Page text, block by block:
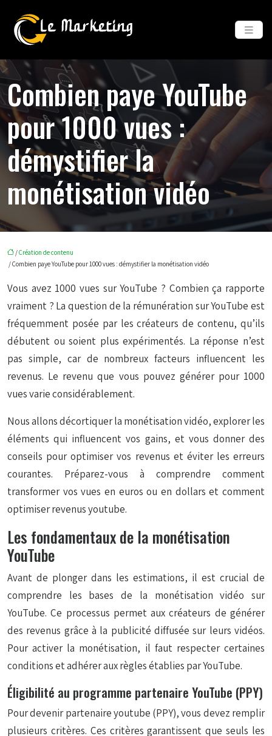
Combien paye YouTube
pour 1000 vues :
démystifier la
monétisation vidéo
/Création de contenu
/ Combien paye YouTube pour 1000 vues : démystifier la monétisation vidéo
Vous avez 1000 vues sur YouTube ? Combien ça rapporte
vraiment ? La question de la rémunération sur YouTube est
fréquemment posée par les créateurs de contenu, qu’ils
débutent ou soient plus expérimentés. La réponse n’est
pas simple, car de nombreux facteurs influencent les
revenus. Le revenu que vous pouvez générer pour 1000
vues varie considérablement.
Nous allons décortiquer la monétisation vidéo, explorer les
éléments qui influencent vos gains, et vous donner des
conseils pour optimiser vos revenus et éviter les erreurs
courantes. Préparez-vous à comprendre comment
transformer vos vues en euros ou en dollars et comment
optimiser revenus youtube.
Les fondamentaux de la monétisation
YouTube
Avant de plonger dans les estimations, il est crucial de
comprendre les bases de la monétisation vidéo sur
YouTube. Ce processus permet aux créateurs de générer
des revenus grâce à la publicité diffusée sur leurs vidéos.
Pour activer la monétisation, il faut respecter certaines
conditions et adhérer aux règles établies par YouTube.
Éligibilité au programme partenaire YouTube (PPY)
Pour devenir partenaire youtube (PPY), vous devez remplir
plusieurs critères. Ces critères garantissent que seuls les